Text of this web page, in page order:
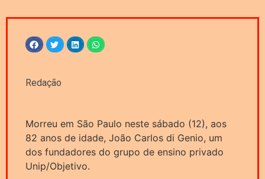
Redação
Morreu em São Paulo neste sábado (12), aos
82 anos de idade, João Carlos di Genio, um
dos fundadores do grupo de ensino privado
Unip/Objetivo.